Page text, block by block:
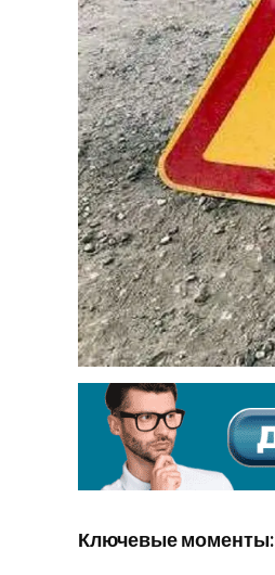
Ключевые моменты: